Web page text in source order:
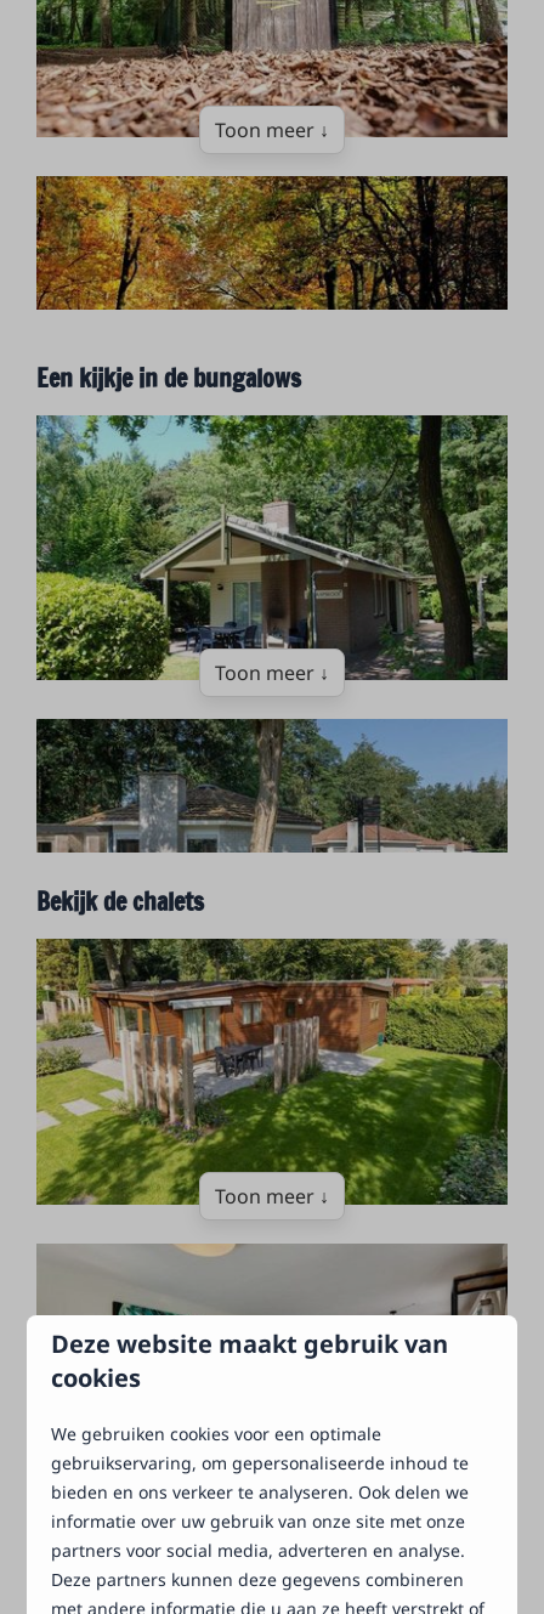
Toon meer ↓
Een kijkje in de bungalows
Toon meer ↓
Bekijk de chalets
Toon meer ↓
De omgeving
Deze website maakt gebruik van
cookies
We gebruiken cookies voor een optimale
gebruikservaring, om gepersonaliseerde inhoud te
bieden en ons verkeer te analyseren. Ook delen we
informatie over uw gebruik van onze site met onze
partners voor social media, adverteren en analyse.
Deze partners kunnen deze gegevens combineren
met andere informatie die u aan ze heeft verstrekt of